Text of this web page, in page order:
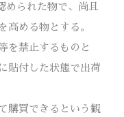
められた物で、尚且
高める物とする。
を禁止するものと
貼付した状態で出荷
購買できるという観